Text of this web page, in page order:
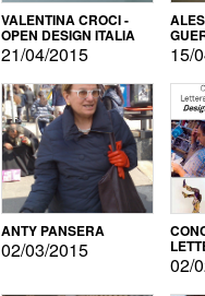
VALENTINA CROCI -
OPEN DESIGN ITALIA
21/04/2015 15/
ANTY PANSERA
02/03/2015
02/